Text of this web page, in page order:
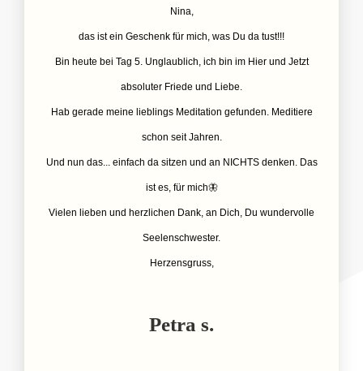
Nina,
das ist ein Geschenk für mich, was Du da tust!!!
Bin heute bei Tag 5. Unglaublich, ich bin im Hier und Jetzt
absoluter Friede und Liebe.
Hab gerade meine lieblings Meditation gefunden. Meditiere
schon seit Jahren.
Und nun das... einfach da sitzen und an NICHTS denken. Das
ist es, für mich🦋
Vielen lieben und herzlichen Dank, an Dich, Du wundervolle
Seelenschwester.
Herzensgruss,
Petra s.